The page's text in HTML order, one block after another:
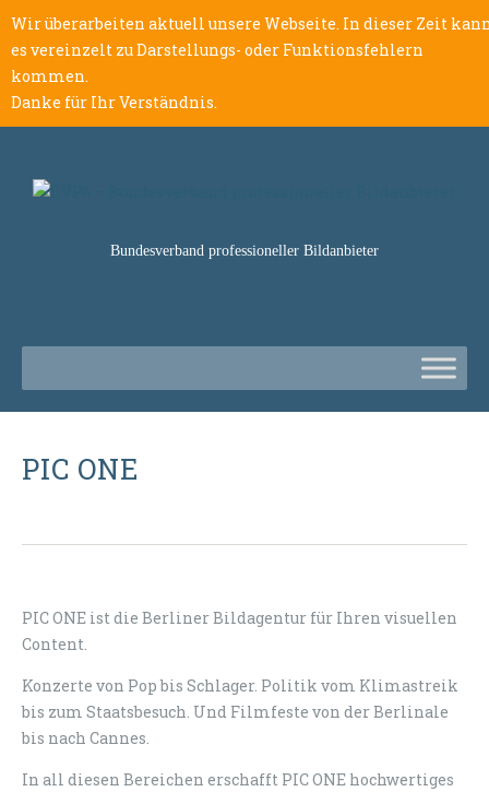
Wir überarbeiten aktuell unsere Webseite. In dieser Zeit
es vereinzelt zu Darstellungs- oder Funktionsfehlern
kommen.
Danke für Ihr Verständnis.
Bundesverband professioneller Bildanbieter
PIC ONE
PIC ONE ist die Berliner Bildagentur für Ihren visuellen
Content.
Konzerte von Pop bis Schlager. Politik vom Klimastreik
bis zum Staatsbesuch. Und Filmfeste von der Berlinale
bis nach Cannes.
In all diesen Bereichen erschafft PIC ONE hochwertiges